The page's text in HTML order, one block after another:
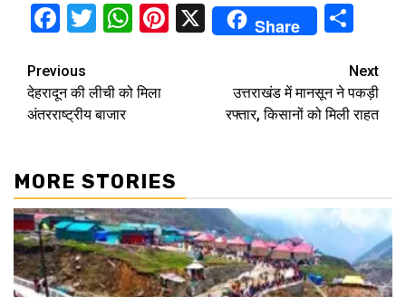
Facebook
Twitter
WhatsApp
Pinterest
X Share
Continue
Reading
Previous
देहरादून की लीची को मिला
अंतरराष्ट्रीय बाजार
Next
उत्तराखंड में मानसून ने पकड़ी
रफ्तार, किसानों को मिली राहत
MORE STORIES